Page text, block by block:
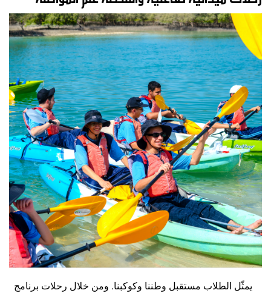
يمثّل الطلاب مستقبل وطننا وكوكبنا. ومن خلال رحلات برنامج